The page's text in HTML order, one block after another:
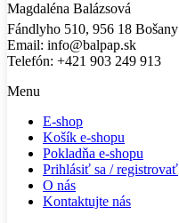
Magdaléna Balázsová
Fándlyho 510, 956 18 Bošany
Email: info@balpap.sk
Telefón: +421 903 249 913
Menu
E-shop
Košík e-shopu
Pokladňa e-shopu
Prihlásiť sa / registrovať
O nás
Kontaktujte nás